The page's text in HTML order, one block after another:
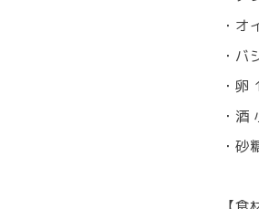
・
・バ
・卵
・酒
・砂